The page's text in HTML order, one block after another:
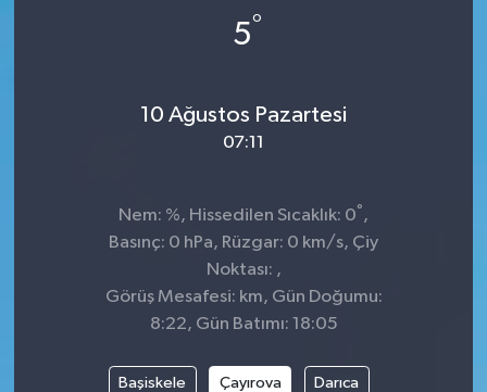
5°
10 Ağustos Pazartesi
07:11
Nem: %, Hissedilen Sıcaklık: 0° ,
Basınç: 0 hPa, Rüzgar: 0 km/s, Çiy
Noktası: ,
Görüş Mesafesi: km, Gün Doğumu:
8:22, Gün Batımı: 18:05
Başiskele Çayırova Darıca
haber ara